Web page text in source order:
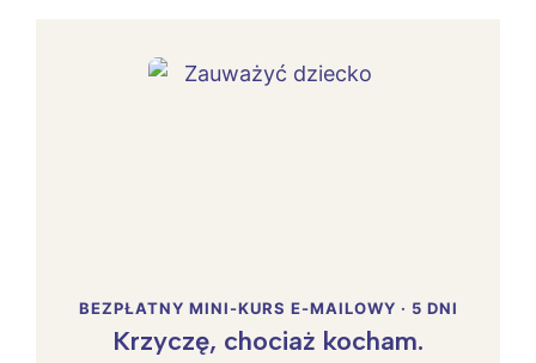
BEZPŁATNY MINI-KURS E-MAILOWY · 5 DNI
Krzyczę, chociaż kocham.